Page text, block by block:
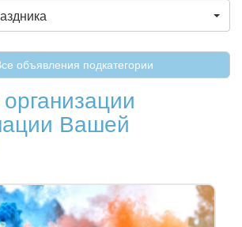
объявления подкатегории
Вашей